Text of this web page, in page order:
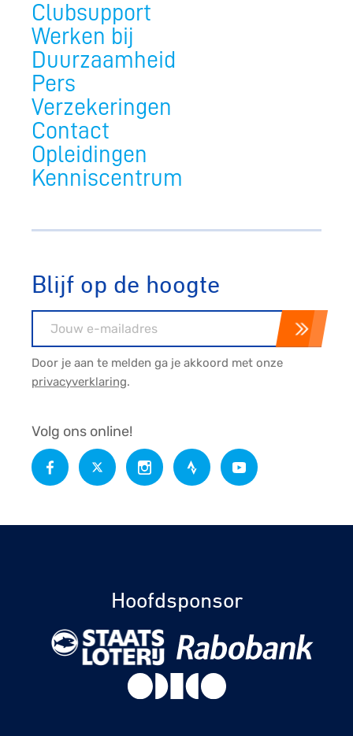
Clubsupport
Werken bij
Duurzaamheid
Pers
Verzekeringen
Contact
Opleidingen
Kenniscentrum
Blijf op de hoogte
Door je aan te melden ga je akkoord met onze
privacyverklaring.
Volg ons online!
Hoofdsponsor